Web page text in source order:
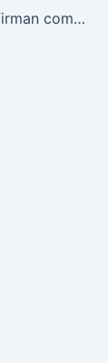
Jake Paul y MVP confirman compromiso total con MMA tras debut récord